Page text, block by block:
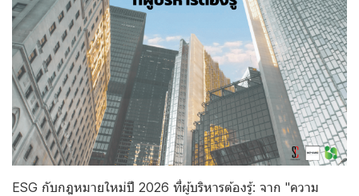
ESG กับกฎหมายใหม่ปี 2026 ที่ผู้บริหารต้องรู้: จาก "ความ